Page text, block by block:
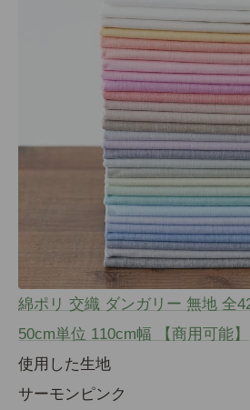
綿ポリ 交織 ダンガリー 無地 全
50cm単位 110cm幅 【商用可能】
使用した生地
サーモンピンク